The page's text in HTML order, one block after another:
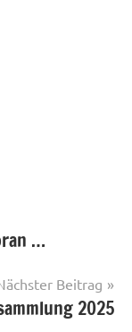
…
Beitrag
2025